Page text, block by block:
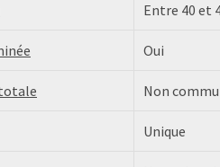
Entre 40 et
Oui
Non
Unique